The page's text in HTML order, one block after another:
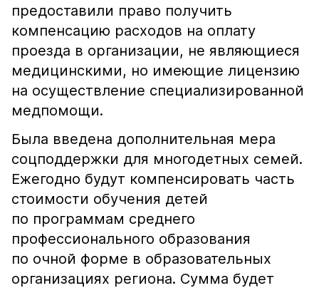
предоставили право получить
компенсацию расходов на оплату
проезда в организации, не являющиеся
медицинскими, но имеющие лицензию
на осуществление специализированной
медпомощи.
Была введена дополнительная мера
соцподдержки для многодетных семей.
Ежегодно будут компенсировать часть
стоимости обучения детей
по программам среднего
профессионального образования
по очной форме в образовательных
организациях региона. Сумма будет